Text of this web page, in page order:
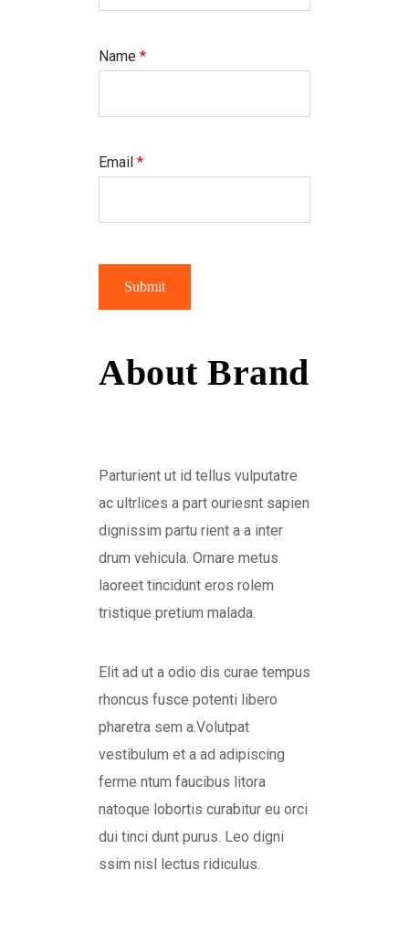
Name *
Email *
About Brand
Parturient ut id tellus vulputatre
ac ultrlices a part ouriesnt sapien
dignissim partu rient a a inter
drum vehicula. Ornare metus
laoreet tincidunt eros rolem
tristique pretium malada.
Elit ad ut a odio dis curae tempus
rhoncus fusce potenti libero
pharetra sem a.Volutpat
vestibulum et a ad adipiscing
ferme ntum faucibus litora
natoque lobortis curabitur eu orci
dui tinci dunt purus. Leo digni
ssim nisl lectus ridiculus.